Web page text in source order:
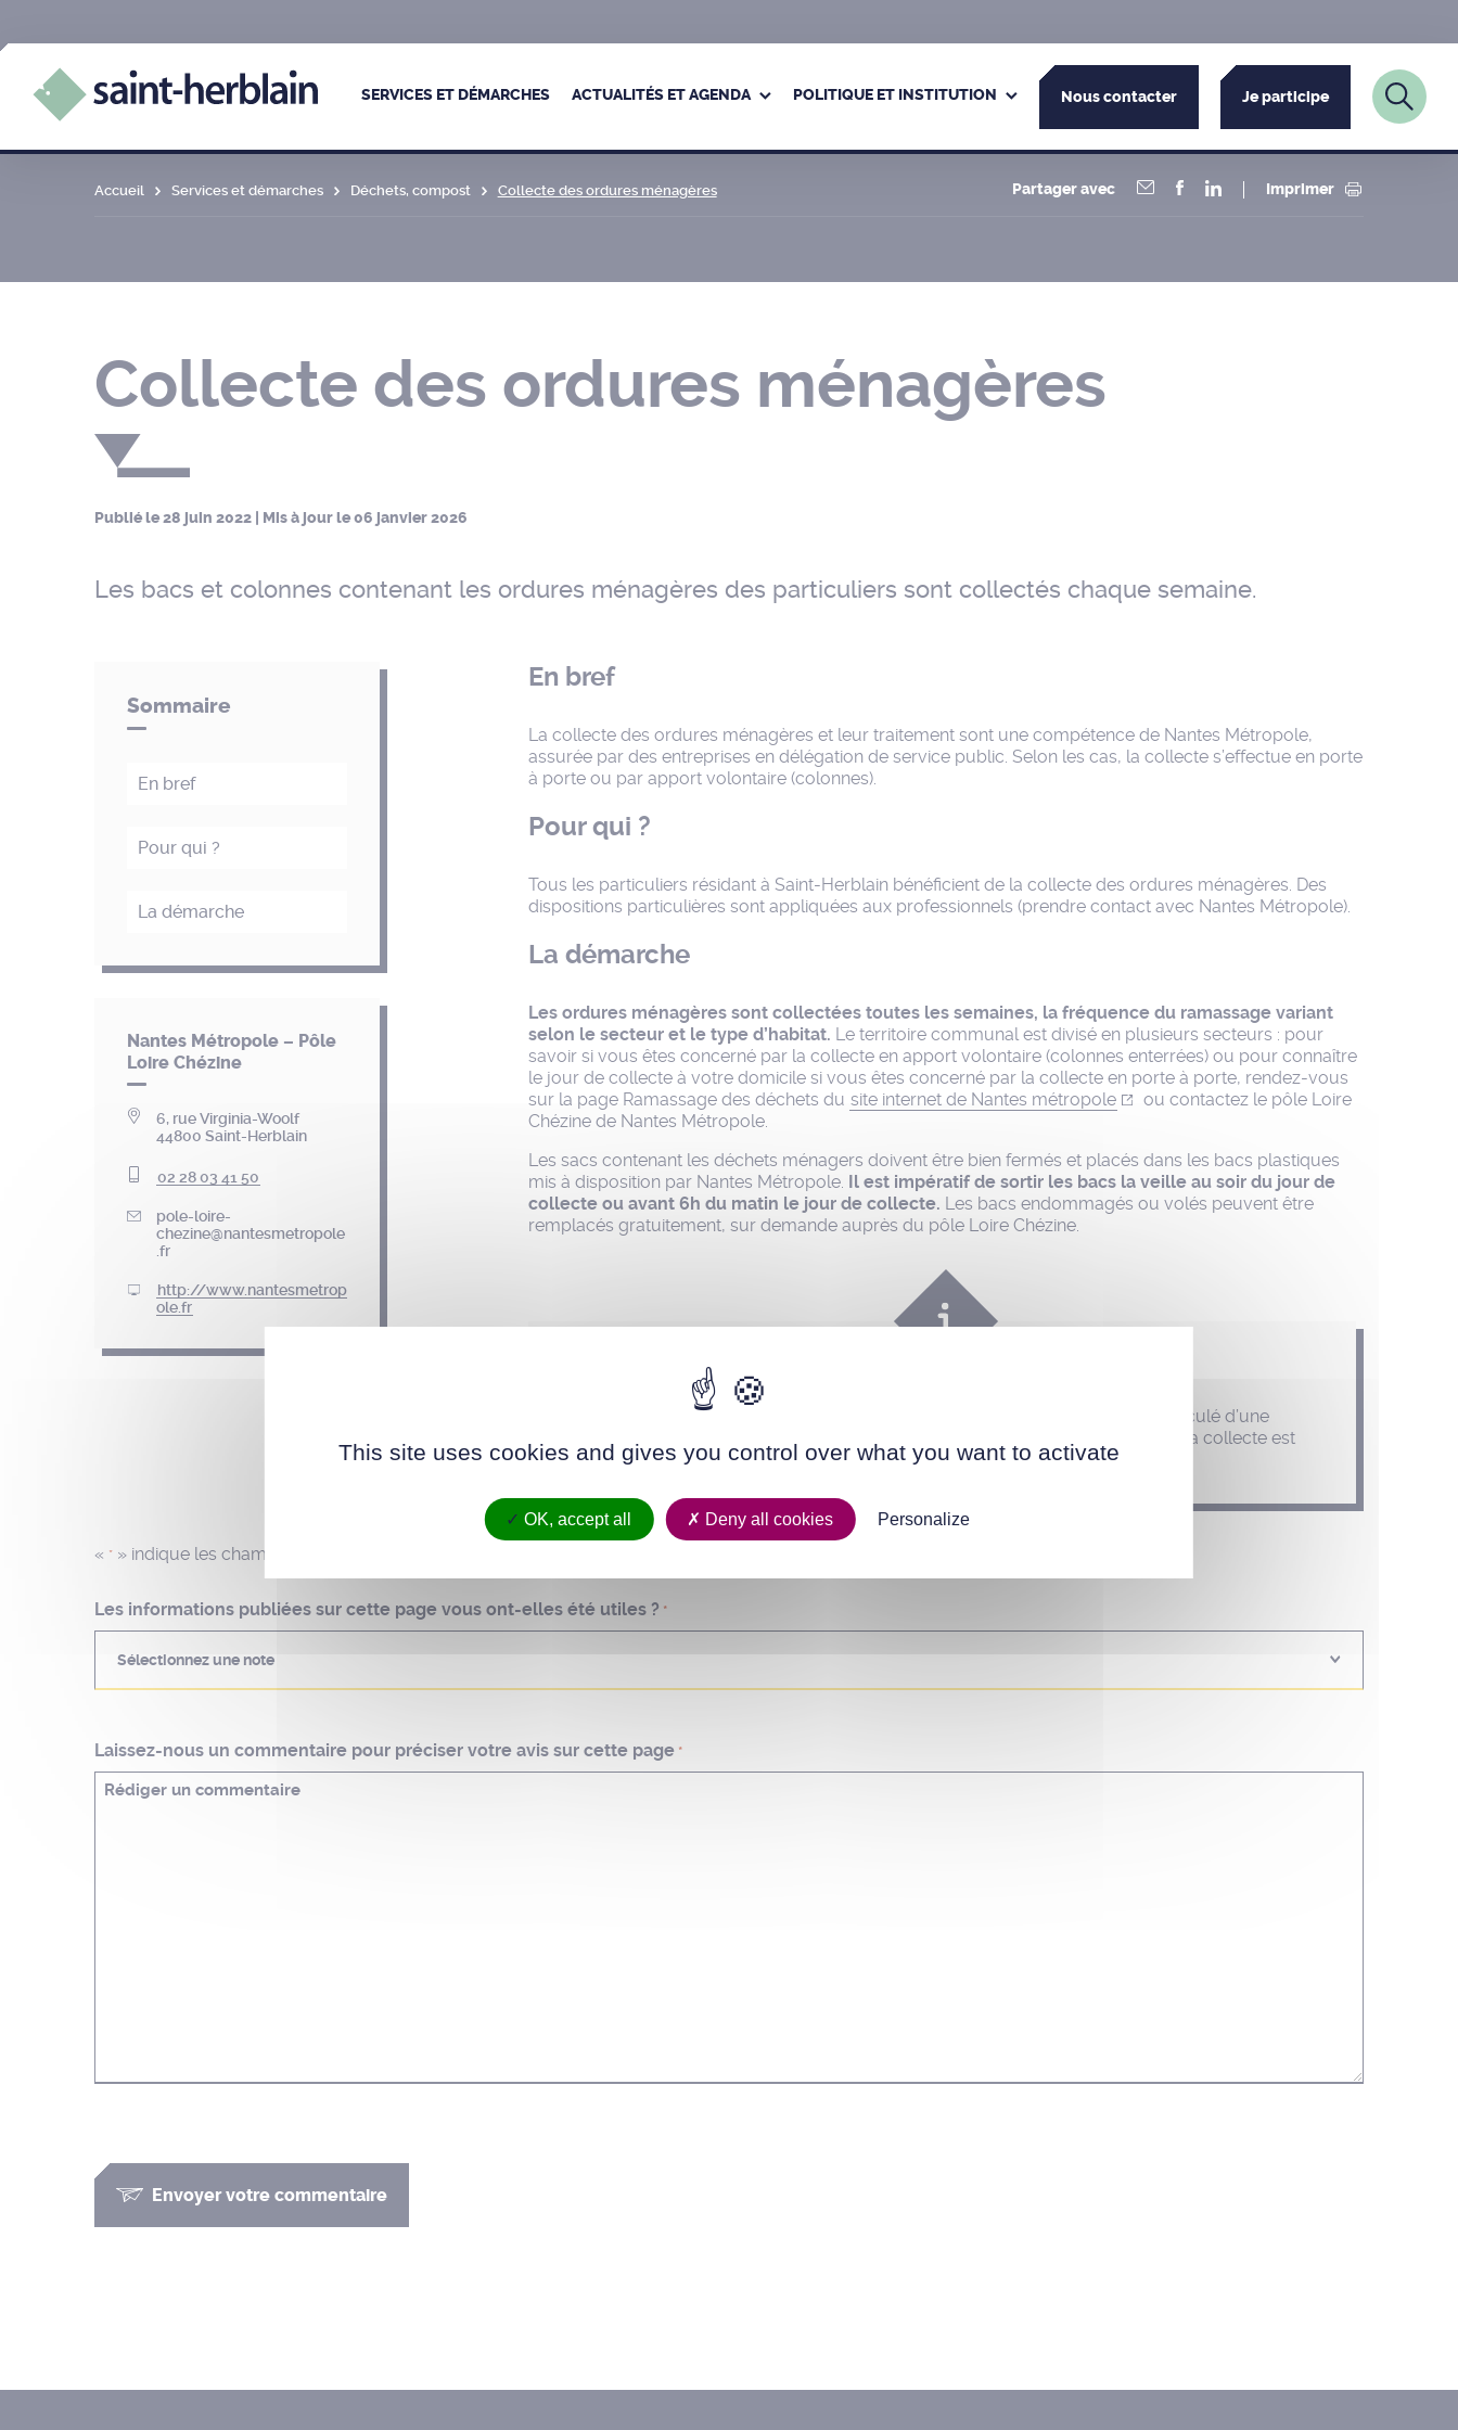
SERVICES ET DÉMARCHES ACTUALITÉS ET AGENDA POLITIQUE ET INSTITUTION Nous contacter Je participe
Accueil Services et démarches Déchets, compost Collecte des ordures ménagères Partager avec Imprimer
Collecte des ordures ménagères
Publié le28 juin 2022 | Mis à jour le06 janvier 2026
Les bacs et colonnes contenant les ordures ménagères des particuliers sont collectés chaque semaine.
Sommaire
En bref
Pour qui ?
La démarche
Nantes Métropole – Pôle
Loire Chézine
6, rue Virginia-Woolf
44800 Saint-Herblain
02 28 03 41 50
pole-loire-
chezine@nantesmetropole
.fr
http://www.nantesmetrop
ole.fr
En bref
La collecte des ordures ménagères et leur traitement sont une compétence de Nantes Métropole,
assurée par des entreprises en délégation de service public. Selon les cas, la collecte s’effectue en porte
à porte ou par apport volontaire (colonnes).
Pour qui ?
Tous les particuliers résidant à Saint-Herblain bénéficient de la collecte des ordures ménagères. Des
dispositions particulières sont appliquées aux professionnels (prendre contact avec Nantes Métropole).
La démarche
Les ordures ménagères sont collectées toutes les semaines, la fréquence du ramassage variant
selon le secteur et le type d’habitat. Le territoire communal est divisé en plusieurs secteurs : pour
savoir si vous êtes concerné par la collecte en apport volontaire (colonnes enterrées) ou pour connaître
le jour de collecte à votre domicile si vous êtes concerné par la collecte en porte à porte, rendez-vous
sur la page Ramassage des déchets du site internet de Nantes métropole
ou contactez le pôle Loire
Chézine de Nantes Métropole.
Les sacs contenant les déchets ménagers doivent être bien fermés et placés dans les bacs plastiques
mis à disposition par Nantes Métropole. Il est impératif de sortir les bacs la veille au soir du jour de
collecte ou avant 6h du matin le jour de collecte. Les bacs endommagés ou volés peuvent être
remplacés gratuitement, sur demande auprès du pôle Loire Chézine.
En cas de jour férié dans la semaine
, le jour hebdomadaire de collecte est reculé d’une
journée. Par exemple, si le jour de collecte est le lundi et que celui-ci est férié, la collecte est
décalée au lendemain, mardi.
« * » indique les champs nécessaires
Les informations publiées sur cette page vous ont-elles été utiles ? *
Sélectionnez une note
Laissez-nous un commentaire pour préciser votre avis sur cette page *
Envoyer votre commentaire
This site uses cookies and gives you control over what you want to activate
OK, accept all Deny all cookies Personalize